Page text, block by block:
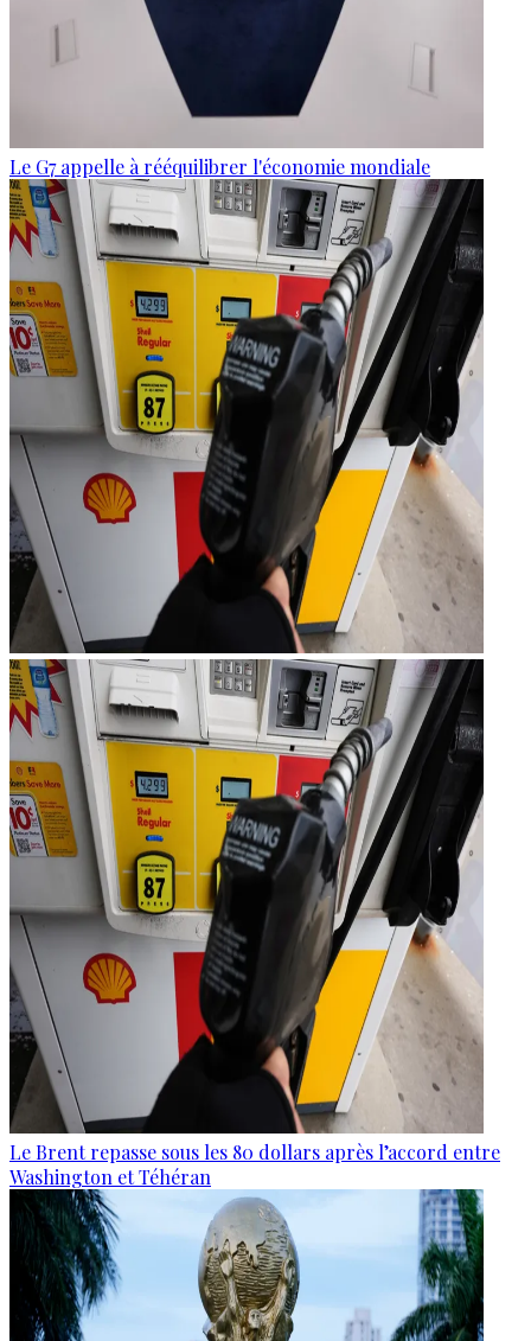
Le G7 appelle à rééquilibrer l'économie mondiale
Le Brent repasse sous les 80 dollars après l’accord entre
Washington et Téhéran